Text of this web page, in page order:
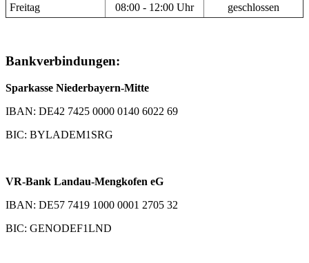
Freitag
08:00 - 12:00 Uhr geschlossen
Bankverbindungen:
Sparkasse Niederbayern-Mitte
IBAN: DE42 7425 0000 0140 6022 69
BIC: BYLADEM1SRG
VR-Bank Landau-Mengkofen eG
IBAN: DE57 7419 1000 0001 2705 32
BIC: GENODEF1LND